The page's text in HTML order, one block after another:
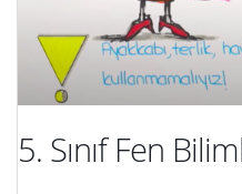
5. Sınıf Fen